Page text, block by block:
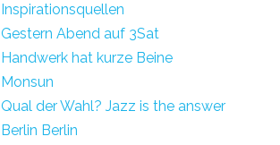
Inspirationsquellen
Gestern Abend auf 3Sat
Handwerk hat kurze Beine
Monsun
Qual der Wahl? Jazz is the answer
Berlin Berlin